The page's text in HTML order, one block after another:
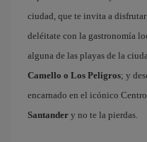
ciudad, que te invita a
deléitate con la gastronomía
alguna de las playas de la
Camello o Los Peligros; y
encarnado en el icónico
Santander y no te la pierdas.